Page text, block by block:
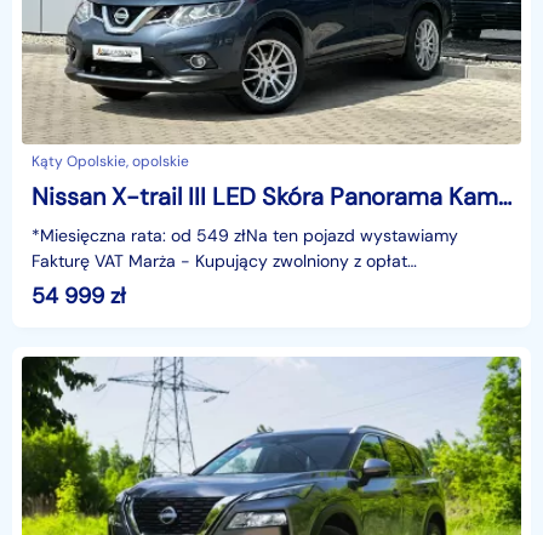
Kąty Opolskie, opolskie
Nissan X-trail III LED Skóra Panorama Kamera360 El.klapa Asystent Navi KeyLess GWARANCJ
*Miesięczna rata: od 549 złNa ten pojazd wystawiamy
Fakturę VAT Marża - Kupujący zwolniony z opłat
skarbowych.Gwarancja: 6 miesięcy.Cechy
54 999 zł